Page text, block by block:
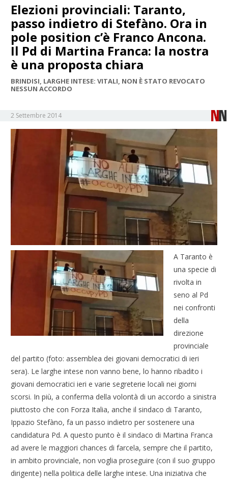
Elezioni provinciali: Taranto,
passo indietro di Stefàno. Ora in
pole position c’è Franco Ancona.
Il Pd di Martina Franca: la nostra
è una proposta chiara
BRINDISI, LARGHE INTESE: VITALI, NON È STATO REVOCATO
NESSUN ACCORDO
2 Settembre 2014
A Taranto è
una specie di
rivolta in
seno al Pd
nei confronti
della
direzione
provinciale
del partito (foto: assemblea dei giovani democratici di ieri
sera). Le larghe intese non vanno bene, lo hanno ribadito i
giovani democratici ieri e varie segreterie locali nei giorni
scorsi. In più, a conferma della volontà di un accordo a sinistra
piuttosto che con Forza Italia, anche il sindaco di Taranto,
Ippazio Stefàno, fa un passo indietro per sostenere una
candidatura Pd. A questo punto è il sindaco di Martina Franca
ad avere le maggiori chances di farcela, sempre che il partito,
in ambito provinciale, non voglia proseguire (con il suo gruppo
dirigente) nella politica delle larghe intese. Una iniziativa che